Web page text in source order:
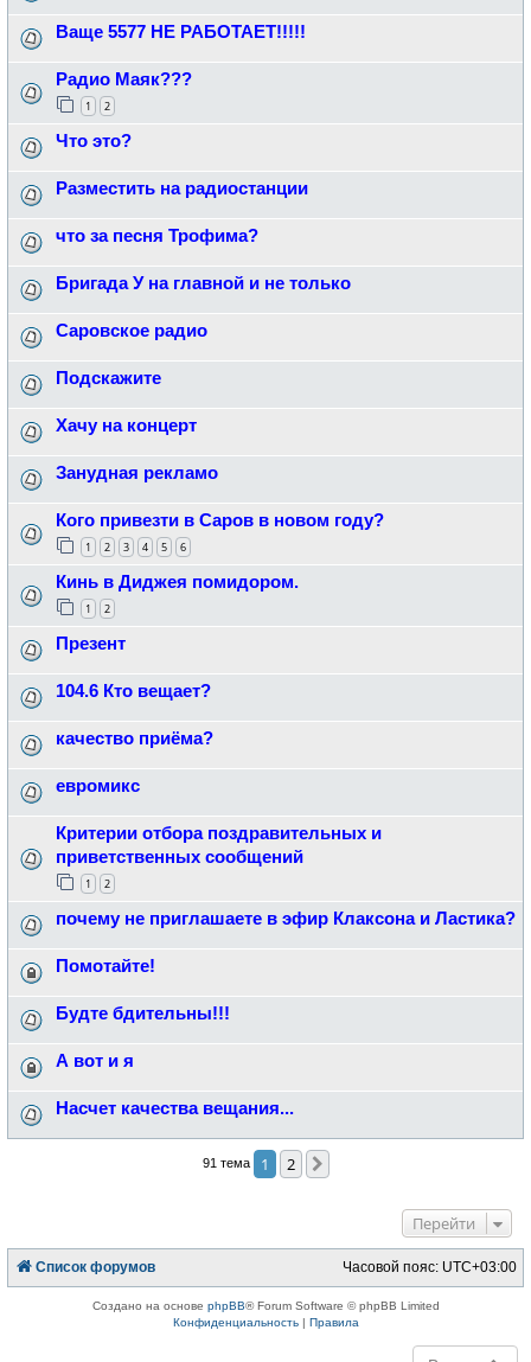
Ваще 5577 НЕ РАБОТАЕТ!!!!!
Радио Маяк???
1 2
Что это?
Разместить на радиостанции
что за песня Трофима?
Бригада У на главной и не только
Саровское радио
Подскажите
Хачу на концерт
Занудная рекламо
Кого привезти в Саров в новом году?
1 2 3 4 5 6
Кинь в Диджея помидором.
1 2
Презент
104.6 Кто вещает?
качество приёма?
евромикс
Критерии отбора поздравительных и
приветственных сообщений
1 2
почему не приглашаете в эфир Клаксона и Ластика?
Помотайте!
Будте бдительны!!!
А вот и я
Насчет качества вещания...
91 тема 1 2
Перейти
Список форумов Часовой пояс: UTC+03:00
Создано на основе phpBB® Forum Software © phpBB Limited
Конфиденциальность| Правила